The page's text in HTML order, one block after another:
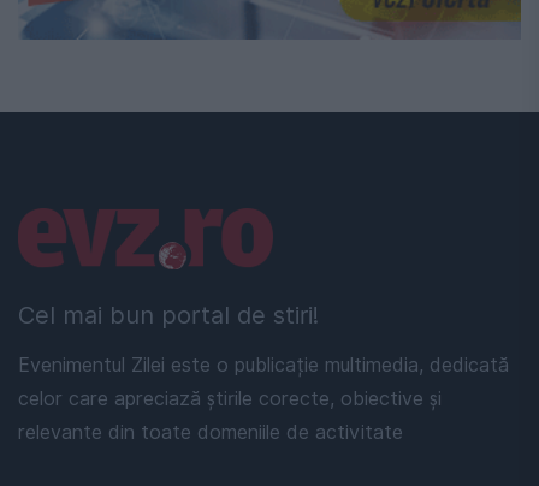
Cel mai bun portal de stiri!
Evenimentul Zilei este o publicație multimedia, dedicată
celor care apreciază știrile corecte, obiective și
relevante din toate domeniile de activitate
Linkuri utile